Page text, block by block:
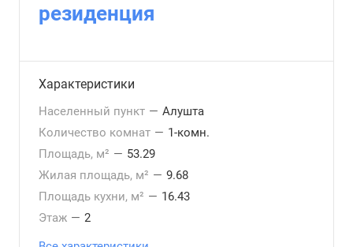
резиденция
Характеристики
Населенный пункт — Алушта
Количество комнат — 1-комн.
Площадь, м² — 53.29
Жилая площадь, м² — 9.68
Площадь кухни, м² — 16.43
Этаж — 2